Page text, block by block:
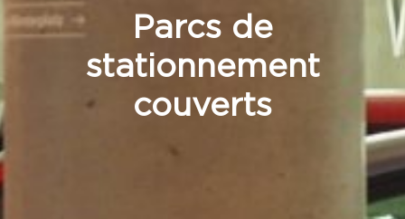
Parcs de
stationnement
couverts